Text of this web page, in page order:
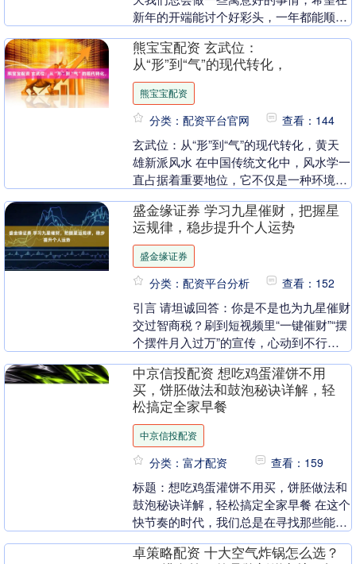
新年的开端能讨个好彩头，一年都能顺顺
着很多的传统习俗....
熊宝宝配资 玄武位：
从“形”到“气”的现代转化，
熊宝宝配资
分类：配资平台官网 查看：144
玄武位：从“形”到“气”的现代转化，黄天
雄新派风水 在中国传统文化中，风水学一
直占据着重要地位，它不仅是一种环境选
哲学。玄武....
盛金缘证券 学习九星催财，把握星
运规律，稳步提升个人运势
盛金缘证券
分类：配资平台分析 查看：152
引言 请坦诚回答：你是不是也为九星催财
交过智商税？刷到短视频里“一键催财”“摆
个摆件月入过万”的宣传，心动到不行，
实现财富自....
中京信投配资 想吃鸡蛋灌饼不用
买，饼胚做法和鼓泡秘诀详解，轻
松搞定全家早餐
中京信投配资
分类：富才配资 查看：159
标题：想吃鸡蛋灌饼不用买，饼胚做法和
鼓泡秘诀详解，轻松搞定全家早餐 在这个
快节奏的时代，我们总是在寻找那些能够
饼，作为一道经....
卓策略配资 十大空气炸锅怎么选？